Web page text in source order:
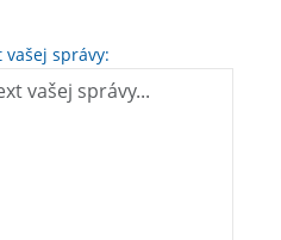
vašej správy: